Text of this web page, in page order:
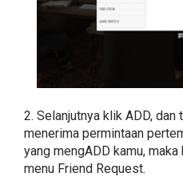
2. Selanjutnya klik ADD,
menerima permintaan
yang mengADD kamu,
menu Friend Request.